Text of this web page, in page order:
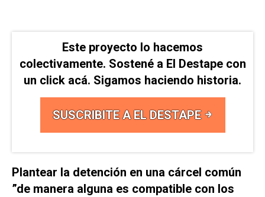
Este proyecto lo hacemos
colectivamente. Sostené a El Destape con
un click acá. Sigamos haciendo historia.
SUSCRIBITE A EL DESTAPE
Plantear la detención en una cárcel común
”de manera alguna es compatible con los